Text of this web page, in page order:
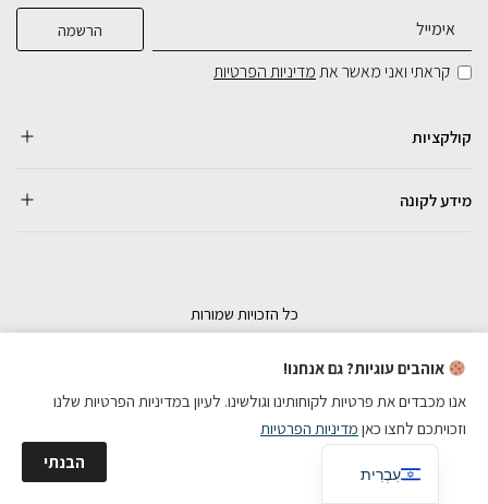
קראתי ואני מאשר אתמדיניות הפרטיות
קולקציות
מידע לקונה
כל הזכויות שמורות
אוהבים עוגיות? גם אנחנו!
אנו מכבדים את פרטיות לקוחותינו וגולשינו. לעיון במדיניות הפרטיות שלנו
וזכויתכם לחצו כאן מדיניות הפרטיות
הבנתי
עִבְרִית
English